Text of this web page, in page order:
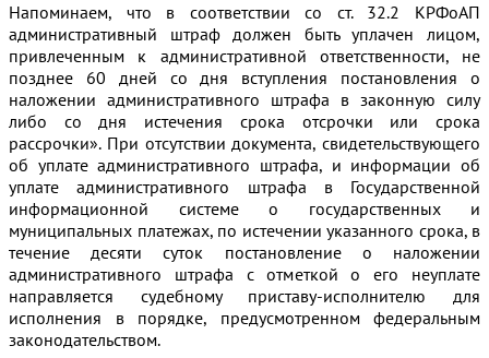
Напоминаем, что в соответствии со ст. 32.2 КРФоАП
административный штраф должен быть уплачен лицом,
привлеченным к административной ответственности, не
позднее 60 дней со дня вступления постановления о
наложении административного штрафа в законную силу
либо со дня истечения срока отсрочки или срока
рассрочки». При отсутствии документа, свидетельствующего
об уплате административного штрафа, и информации об
уплате административного штрафа в Государственной
информационной системе о государственных и
муниципальных платежах, по истечении указанного срока, в
течение десяти суток постановление о наложении
административного штрафа с отметкой о его неуплате
направляется судебному приставу-исполнителю для
исполнения в порядке, предусмотренном федеральным
законодательством.